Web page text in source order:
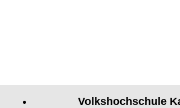
Volkshochschule